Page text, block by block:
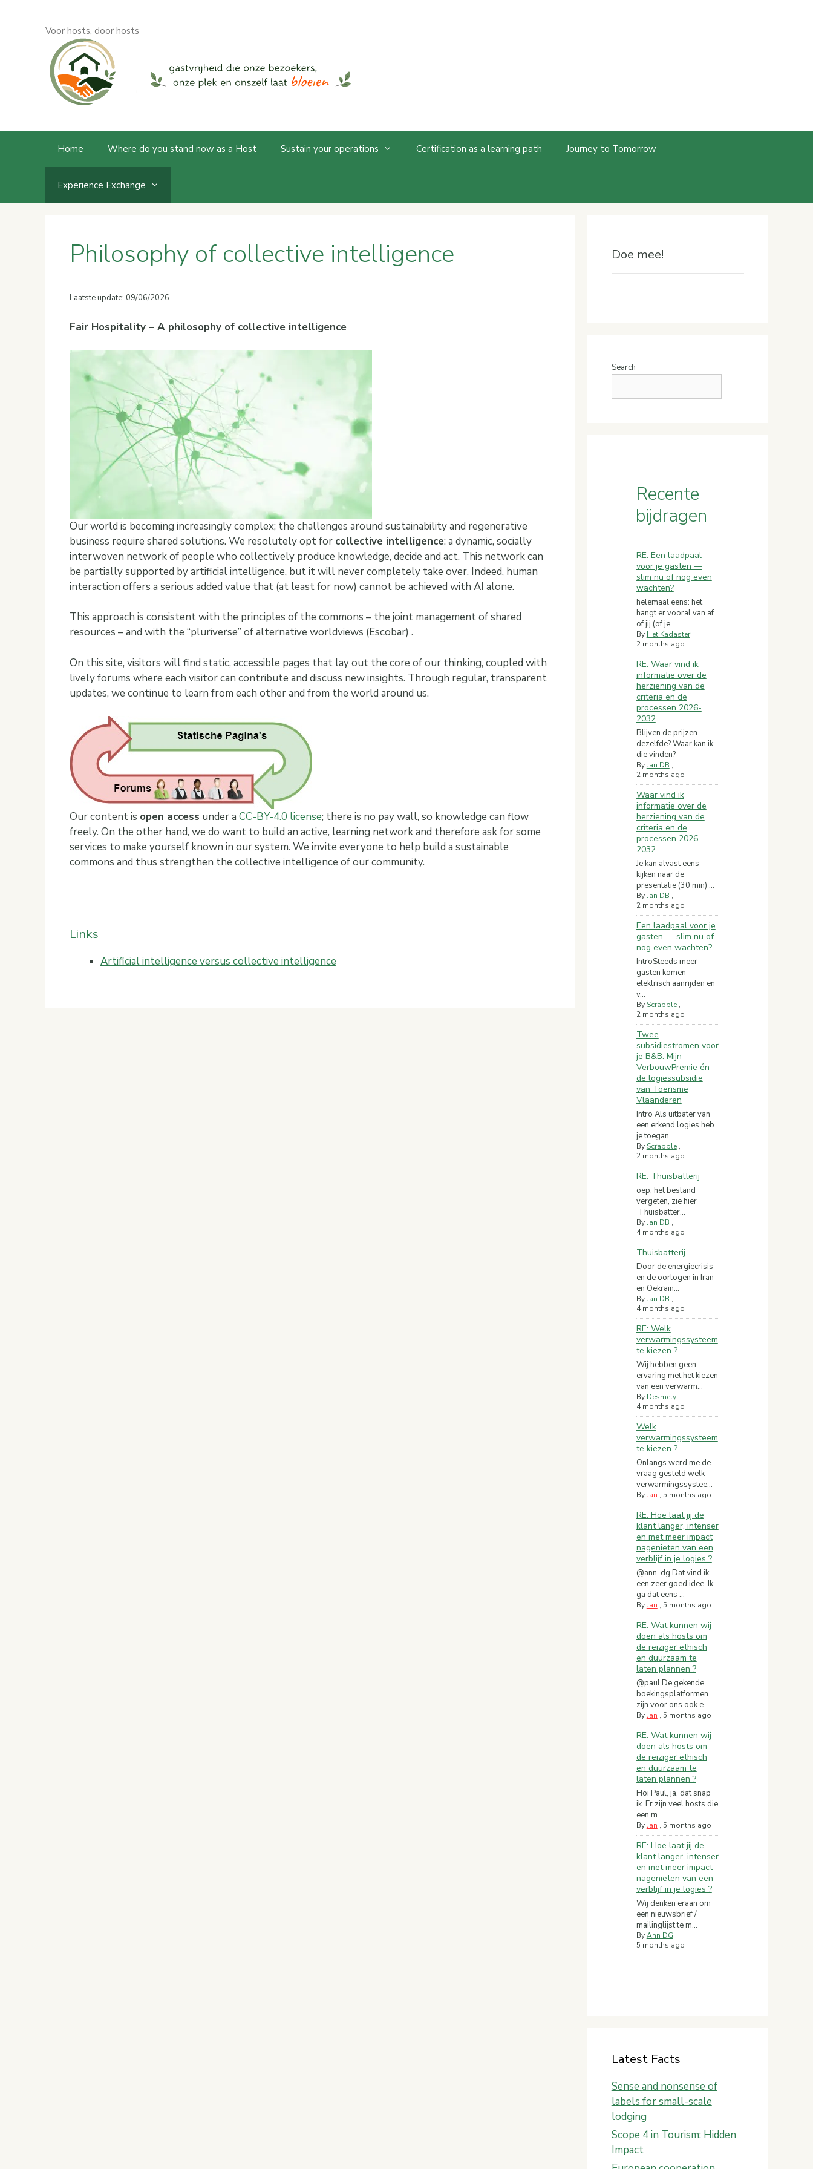
Voor hosts, door hosts
Home Where do you stand now as a Host Sustain your operations Certification as a learning path Journey to Tomorrow
Experience Exchange
Philosophy of collective intelligence
Laatste update: 09/06/2026
Fair Hospitality – A philosophy of collective intelligence
Our world is becoming increasingly complex; the challenges around sustainability and regenerative
business require shared solutions. We resolutely opt for collective intelligence: a dynamic, socially
interwoven network of people who collectively produce knowledge, decide and act. This network can
be partially supported by artificial intelligence, but it will never completely take over. Indeed, human
interaction offers a serious added value that (at least for now) cannot be achieved with AI alone.
This approach is consistent with the principles of the commons – the joint management of shared
resources – and with the “pluriverse” of alternative worldviews (Escobar) .
On this site, visitors will find static, accessible pages that lay out the core of our thinking, coupled with
lively forums where each visitor can contribute and discuss new insights. Through regular, transparent
updates, we continue to learn from each other and from the world around us.
Our content is open access under a CC-BY-4.0 license; there is no pay wall, so knowledge can flow
freely. On the other hand, we do want to build an active, learning network and therefore ask for some
services to make yourself known in our system. We invite everyone to help build a sustainable
commons and thus strengthen the collective intelligence of our community.
Links
Artificial intelligence versus collective intelligence
Doe mee!
Search
Recente
bijdragen
RE: Een laadpaal
voor je gasten —
slim nu of nog even
wachten?
helemaal eens: het
hangt er vooral van af
of jij (of je...
By Het Kadaster,
2 months ago
RE: Waar vind ik
informatie over de
herziening van de
criteria en de
processen 2026-
2032
Blijven de prijzen
dezelfde? Waar kan ik
die vinden?
ByJan DB ,
2 months ago
Waar vind ik
informatie over de
herziening van de
criteria en de
processen 2026-
2032
Je kan alvast eens
kijken naar de
presentatie (30 min) ...
ByJan DB ,
2 months ago
Een laadpaal voor je
gasten — slim nu of
nog even wachten?
IntroSteeds meer
gasten komen
elektrisch aanrijden en
v...
By Scrabble,
2 months ago
Twee
subsidiestromen voor
je B&B: Mijn
VerbouwPremie én
de logiessubsidie
van Toerisme
Vlaanderen
Intro Als uitbater van
een erkend logies heb
je toegan...
By Scrabble,
2 months ago
RE: Thuisbatterij
oep, het bestand
vergeten, zie hier
Thuisbatter...
ByJan DB ,
4 months ago
Thuisbatterij
Door de energiecrisis
en de oorlogen in Iran
en Oekraïn...
ByJan DB ,
4 months ago
RE: Welk
verwarmingssysteem
te kiezen ?
Wij hebben geen
ervaring met het kiezen
van een verwarm...
By Desmety,
4 months ago
Welk
verwarmingssysteem
te kiezen ?
Onlangs werd me de
vraag gesteld welk
verwarmingssystee...
ByJan , 5 months ago
RE: Hoe laat jij de
klant langer, intenser
en met meer impact
nagenieten van een
verblijf in je logies ?
@ann-dg Dat vind ik
een zeer goed idee. Ik
ga dat eens ...
ByJan , 5 months ago
RE: Wat kunnen wij
doen als hosts om
de reiziger ethisch
en duurzaam te
laten plannen ?
@paul De gekende
boekingsplatformen
zijn voor ons ook e...
ByJan , 5 months ago
RE: Wat kunnen wij
doen als hosts om
de reiziger ethisch
en duurzaam te
laten plannen ?
Hoi Paul, ja, dat snap
ik. Er zijn veel hosts die
een m...
ByJan , 5 months ago
RE: Hoe laat jij de
klant langer, intenser
en met meer impact
nagenieten van een
verblijf in je logies ?
Wij denken eraan om
een nieuwsbrief /
mailinglijst te m...
ByAnn DG ,
5 months ago
Latest Facts
Sense and nonsense of
labels for small-scale
lodging
Scope 4 in Tourism: Hidden
Impact